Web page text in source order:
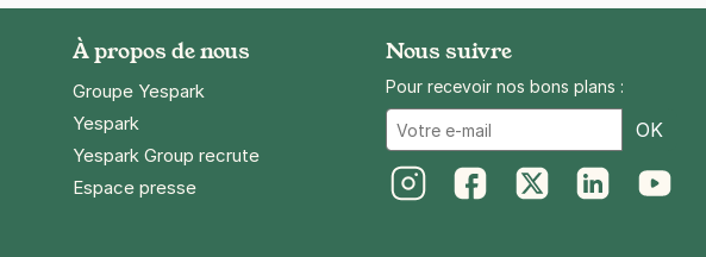
À propos de nous
Groupe Yespark
Yespark
Yespark Group recrute
Espace presse
Nous suivre
Pour recevoir nos bons plans :
OK